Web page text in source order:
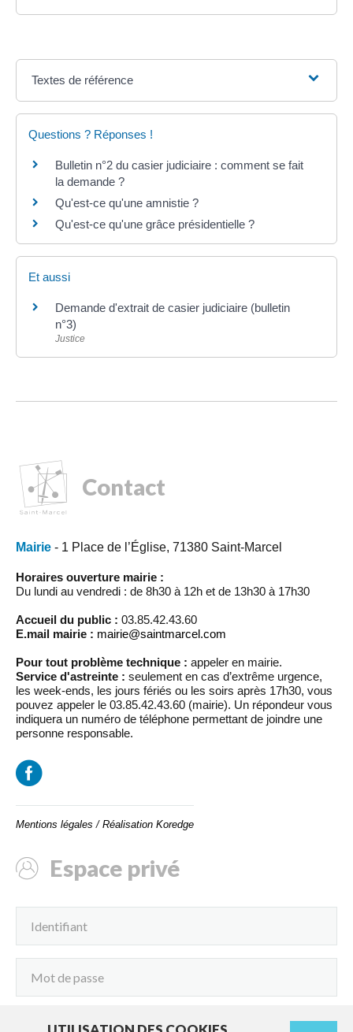
Textes de référence
Questions ? Réponses !
Bulletin n°2 du casier judiciaire : comment se fait
la demande ?
Qu'est-ce qu'une amnistie ?
Qu'est-ce qu'une grâce présidentielle ?
Et aussi
Demande d'extrait de casier judiciaire (bulletin
n°3)
Justice
Contact
Mairie - 1 Place de l’Église, 71380 Saint-Marcel
Horaires ouverture mairie :
Du lundi au vendredi : de 8h30 à 12h et de 13h30 à 17h30
Accueil du public : 03.85.42.43.60
E.mail mairie : mairie@saintmarcel.com
Pour tout problème technique : appeler en mairie.
Service d'astreinte : seulement en cas d’extrême urgence,
les week-ends, les jours fériés ou les soirs après 17h30, vous
pouvez appeler le 03.85.42.43.60 (mairie). Un répondeur vous
indiquera un numéro de téléphone permettant de joindre une
personne responsable.
Mentions légales / Réalisation Koredge
Espace privé